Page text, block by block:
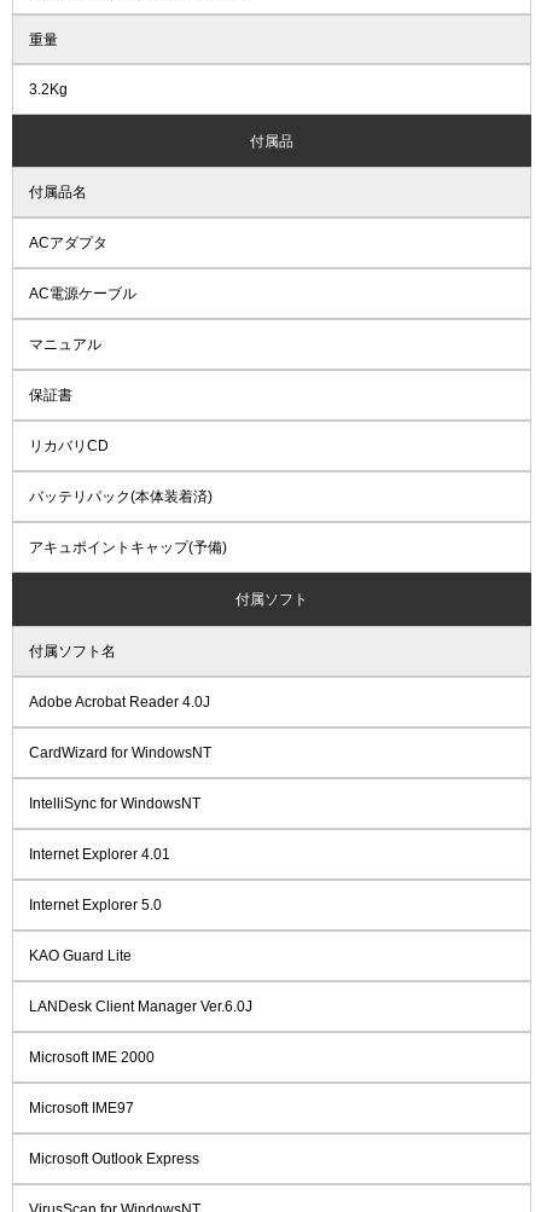
重量
3.2Kg
付属品
付属品名
ACアダプタ
AC電源ケーブル
マニュアル
保証書
リカバリCD
バッテリパック(本体装着済)
アキュポイントキャップ(予備)
付属ソフト
付属ソフト名
Adobe Acrobat Reader 4.0J
CardWizard for WindowsNT
IntelliSync for WindowsNT
Internet Explorer 4.01
Internet Explorer 5.0
KAO Guard Lite
LANDesk Client Manager Ver.6.0J
Microsoft IME 2000
Microsoft IME97
Microsoft Outlook Express